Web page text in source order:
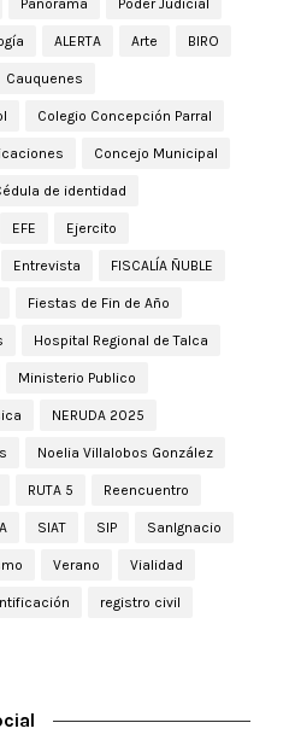
Panorama Poder Judicial
ALERTA Arte BIRO
Cauquenes
Colegio Concepción Parral
Concejo Municipal
de identidad
EFE Ejercito
Entrevista FISCALÍA ÑUBLE
Fiestas de Fin de Año
Hospital Regional de Talca
Ministerio Publico
NERUDA 2025
Noelia Villalobos González
RUTA 5 Reencuentro
SIAT SIP SanIgnacio
Verano Vialidad
registro civil